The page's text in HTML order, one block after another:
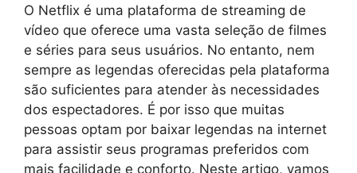
O Netflix é uma plataforma de streaming de
vídeo que oferece uma vasta seleção de filmes
e séries para seus usuários. No entanto, nem
sempre as legendas oferecidas pela plataforma
são suficientes para atender às necessidades
dos espectadores. É por isso que muitas
pessoas optam por baixar legendas na internet
para assistir seus programas preferidos com
mais facilidade e conforto. Neste artigo, vamos